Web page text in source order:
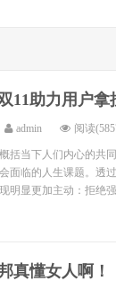
11助力用户
admin 阅读
括当下人们内心的共
面临的人生课题。透
明显更加主动：拒绝
真懂女人啊！